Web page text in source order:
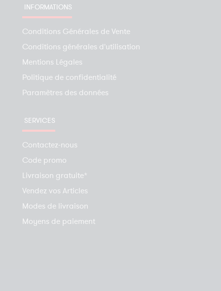
INFORMATIONS
Conditions Générales de Vente
Conditions générales d'utilisation
Mentions Légales
Politique de confidentialité
Paramètres des données
SERVICES
Contactez-nous
Code promo
Livraison gratuite*
Vendez vos Articles
Modes de livraison
Moyens de paiement